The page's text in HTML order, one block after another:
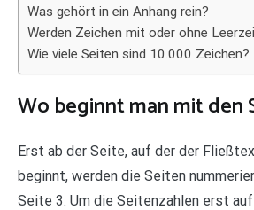
Was gehört in ein Anhang rein?
Werden Zeichen mit oder ohne
Wie viele Seiten sind 10.000 Zeichen?
Wo beginnt man mit den
Erst ab der Seite, auf der der
beginnt, werden die Seiten
Seite 3. Um die Seitenzahlen erst